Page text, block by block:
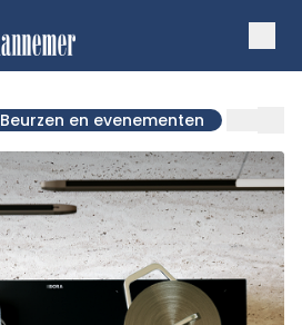
Beurzen en evenementen